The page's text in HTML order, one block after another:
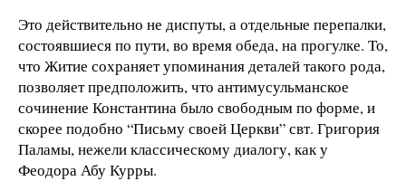
Это действительно не диспуты, а отдельные перепалки,
состоявшиеся по пути, во время обеда, на прогулке. То,
что Житие сохраняет упоминания деталей такого рода,
позволяет предположить, что антимусульманское
сочинение Константина было свободным по форме, и
скорее подобно “Письму своей Церкви” свт. Григория
Паламы, нежели классическому диалогу, как у
Феодора Абу Курры.